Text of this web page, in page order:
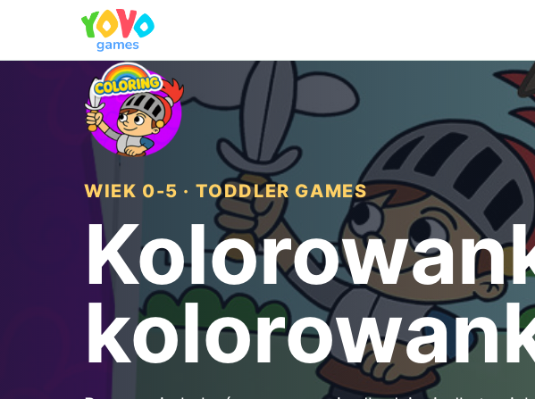
WIEK 0-5 · TODDLER GAMES